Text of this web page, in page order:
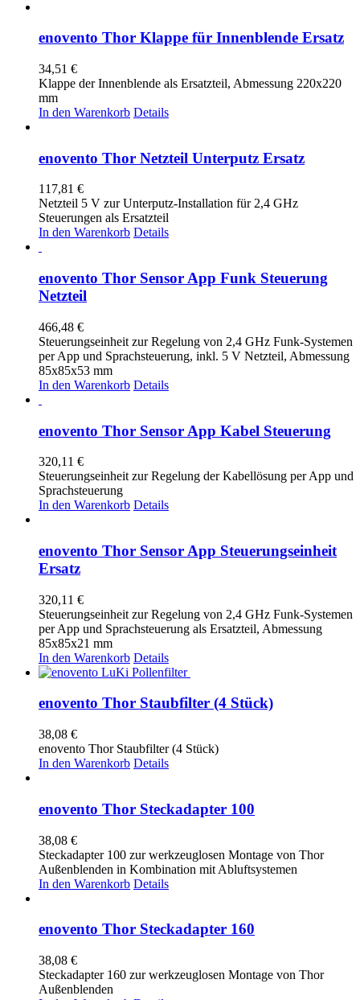
enovento Thor Klappe für Innenblende Ersatz
34,51 €
Klappe der Innenblende als Ersatzteil, Abmessung 220x220
mm
In den Warenkorb Details
enovento Thor Netzteil Unterputz Ersatz
117,81 €
Netzteil 5 V zur Unterputz-Installation für 2,4 GHz
Steuerungen als Ersatzteil
In den Warenkorb Details
enovento Thor Sensor App Funk Steuerung
Netzteil
466,48 €
Steuerungseinheit zur Regelung von 2,4 GHz Funk-Systemen
per App und Sprachsteuerung, inkl. 5 V Netzteil, Abmessung
85x85x53 mm
In den Warenkorb Details
enovento Thor Sensor App Kabel Steuerung
320,11 €
Steuerungseinheit zur Regelung der Kabellösung per App und
Sprachsteuerung
In den Warenkorb Details
enovento Thor Sensor App Steuerungseinheit
Ersatz
320,11 €
Steuerungseinheit zur Regelung von 2,4 GHz Funk-Systemen
per App und Sprachsteuerung als Ersatzteil, Abmessung
85x85x21 mm
In den Warenkorb Details
enovento Thor Staubfilter (4 Stück)
38,08 €
enovento Thor Staubfilter (4 Stück)
In den Warenkorb Details
enovento Thor Steckadapter 100
38,08 €
Steckadapter 100 zur werkzeuglosen Montage von Thor
Außenblenden in Kombination mit Abluftsystemen
In den Warenkorb Details
enovento Thor Steckadapter 160
38,08 €
Steckadapter 160 zur werkzeuglosen Montage von Thor
Außenblenden